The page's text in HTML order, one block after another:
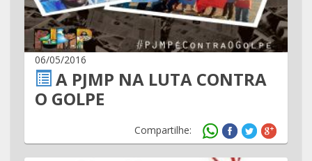
06/05/2016
A PJMP NA LUTA CONTRA
O GOLPE
Compartilhe: